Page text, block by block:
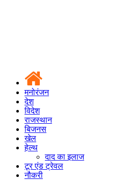
मनोरंजन
देश
विदेश
राजस्थान
बिजनस
खेल
हेल्थ
दाद का इलाज
टूर एंड ट्रेवल
नौकरी